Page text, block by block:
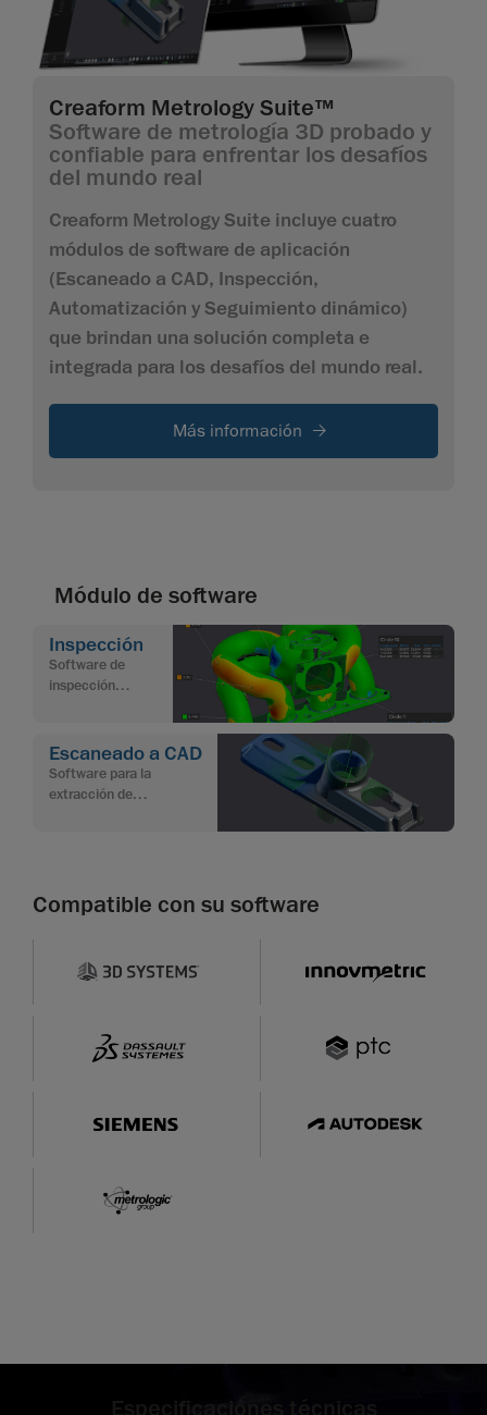
Creaform Metrology Suite™
Software de metrología 3D probado y
confiable para enfrentar los desafíos
del mundo real
Creaform Metrology Suite incluye cuatro
módulos de software de aplicación
(Escaneado a CAD, Inspección,
Automatización y Seguimiento dinámico)
que brindan una solución completa e
integrada para los desafíos del mundo real.
Más información
Módulo de software
Inspección
Software de
inspección
Escaneado a CAD
Software para la
extracción de
Compatible con su software